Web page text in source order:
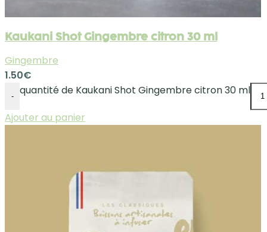
Kaukani Shot Gingembre citron 30 ml
Gingembre
1.50€
-
quantité de Kaukani Shot Gingembre citron 30 ml
Ajouter au panier